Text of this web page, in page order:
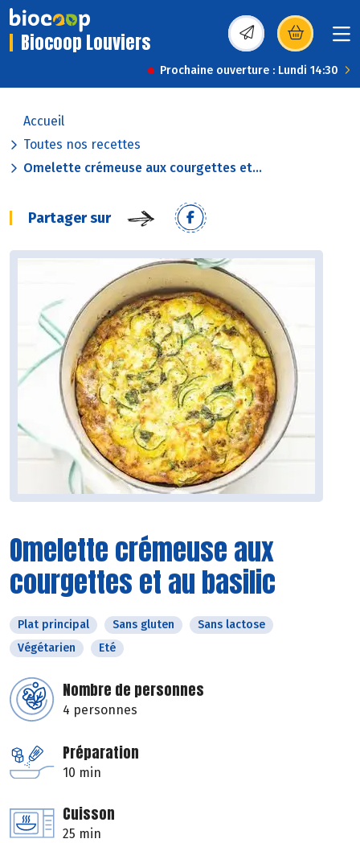
Biocoop Louviers (s’ouvre dans une
Prochaine ouverture : Lundi 14:30
Accueil
Toutes nos recettes
Omelette crémeuse aux courgettes et...
Partager sur
Omelette crémeuse aux
courgettes et au basilic
Plat principal Sans gluten
Sans lactose
Végétarien
Eté
Nombre de personnes
4 personnes
Préparation
10 min
Cuisson
25 min